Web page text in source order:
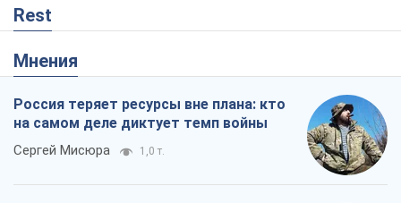
Rest
Мнения
Россия теряет ресурсы вне плана: кто
на самом деле диктует темп войны
Сергей Мисюра 1,0 т.